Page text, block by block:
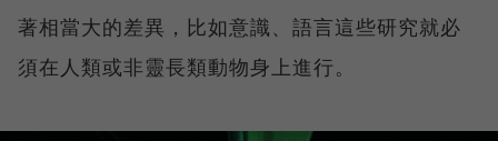
著相當大的差異，比如意識、語言這些研究就必
須在人類或非靈長類動物身上進行。